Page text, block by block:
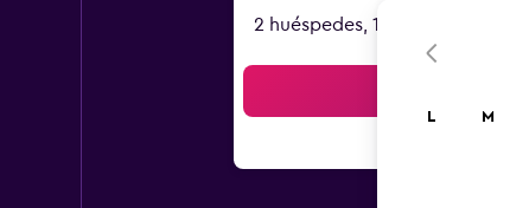
2 huéspedes, 1 habitación
L M